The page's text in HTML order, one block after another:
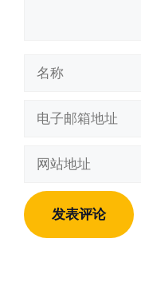
地
址
地
址